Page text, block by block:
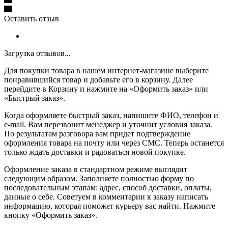
Оставить отзыв
Загрузка отзывов...
Для покупки товара в нашем интернет-магазине выберите
понравившийся товар и добавьте его в корзину. Далее
перейдите в Корзину и нажмите на «Оформить заказ» или
«Быстрый заказ».
Когда оформляете быстрый заказ, напишите ФИО, телефон и
e-mail. Вам перезвонит менеджер и уточнит условия заказа.
По результатам разговора вам придет подтверждение
оформления товара на почту или через СМС. Теперь останется
только ждать доставки и радоваться новой покупке.
Оформление заказа в стандартном режиме выглядит
следующим образом. Заполняете полностью форму по
последовательным этапам: адрес, способ доставки, оплаты,
данные о себе. Советуем в комментарии к заказу написать
информацию, которая поможет курьеру вас найти. Нажмите
кнопку «Оформить заказ».